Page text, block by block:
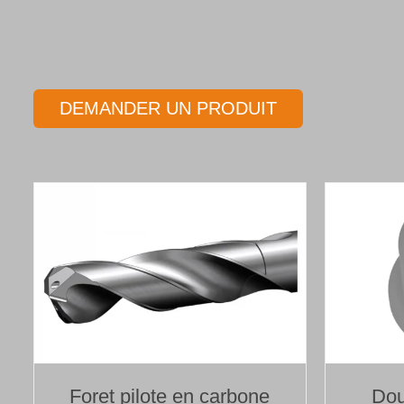
DEMANDER UN PRODUIT
Foret pilote en carbone